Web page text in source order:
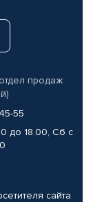
продаж
55
до 18.00, Сб с
сайта